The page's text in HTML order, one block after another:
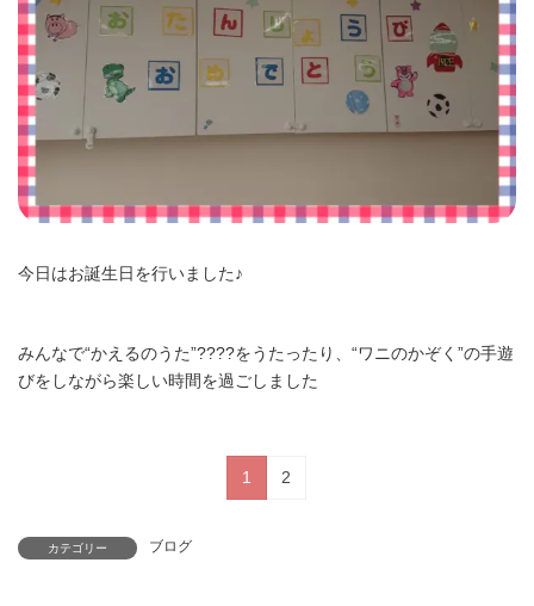
今日はお誕生日を行いました♪
みんなで“かえるのうた”????をうたったり、“ワニのかぞく”の手遊
びをしながら楽しい時間を過ごしました
1 2
カテゴリー ブログ